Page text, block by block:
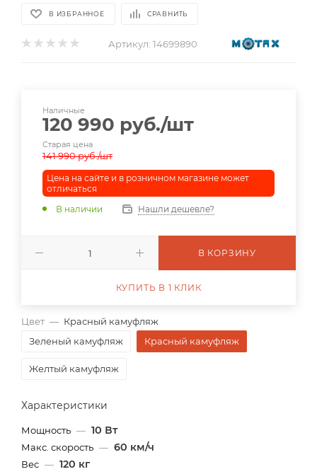
В ИЗБРАННОЕ СРАВНИТЬ
Артикул: 14699890
Цвет — Красный камуфляж
Зеленый камуфляж
Красный камуфляж
Желтый камуфляж
Характеристики
Мощность — 10 Вт
Макс. скорость — 60 км/ч
Вес — 120 кг
Наличные
120 990 руб./шт
Старая цена
141 990руб./шт
Цена на сайте и в розничном магазине может
отличаться
В наличии
Нашли дешевле?
В КОРЗИНУ
КУПИТЬ В 1 КЛИК